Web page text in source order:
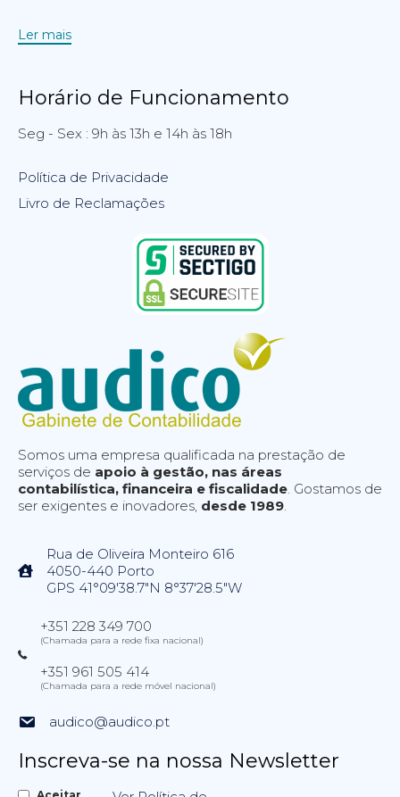
Ler mais
Horário de Funcionamento
Seg - Sex : 9h às 13h e 14h às 18h
Política de Privacidade
Livro de Reclamações
Somos uma empresa qualificada na prestação de
serviços de apoio à gestão, nas áreas
contabilística, financeira e fiscalidade. Gostamos de
ser exigentes e inovadores, desde 1989.
Rua de Oliveira Monteiro 616
4050-440 Porto
GPS 41°09'38.7"N 8°37'28.5"W
+351 228 349 700
(Chamada para a rede fixa nacional)
+351 961 505 414
(Chamada para a rede móvel nacional)
audico@audico.pt
Inscreva-se na nossa Newsletter